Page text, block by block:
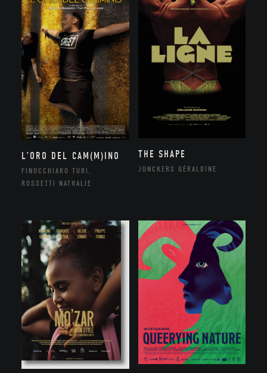
L’ORO DEL CAM(M)INO
FINOCCHIARO TURI,
ROSSETTI NATHALIE
THE SHAPE
JONCKERS GÉRALDINE